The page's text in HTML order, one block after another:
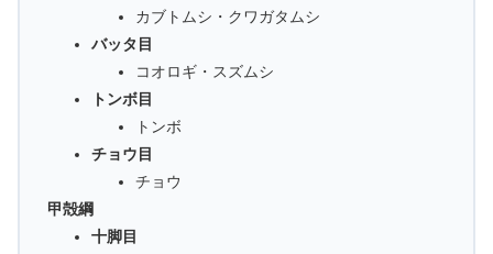
カブトムシ・クワガタムシ
バッタ目
コオロギ・スズムシ
トンボ目
トンボ
チョウ目
チョウ
甲殻綱
十脚目